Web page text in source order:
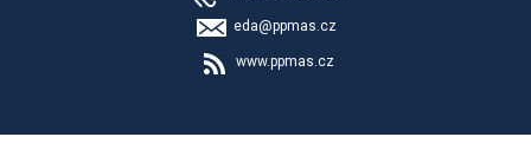
eda@ppmas.cz
www.ppmas.cz